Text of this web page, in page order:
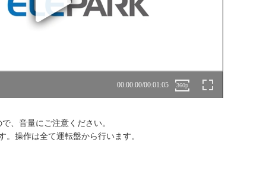
、音量にご注意ください。
操作は全て運転盤から行います。